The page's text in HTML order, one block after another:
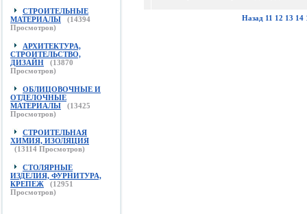
СТРОИТЕЛЬНЫЕ
МАТЕРИАЛЫ
(14394
Просмотров)
АРХИТЕКТУРА,
СТРОИТЕЛЬСТВО,
ДИЗАЙН
(13870
Просмотров)
ОБЛИЦОВОЧНЫЕ И
ОТДЕЛОЧНЫЕ
МАТЕРИАЛЫ
(13425
Просмотров)
СТРОИТЕЛЬНАЯ
ХИМИЯ, ИЗОЛЯЦИЯ
(13114 Просмотров)
СТОЛЯРНЫЕ
ИЗДЕЛИЯ, ФУРНИТУРА,
КРЕПЕЖ
(12951
Просмотров)
Назад 11 12 13 14